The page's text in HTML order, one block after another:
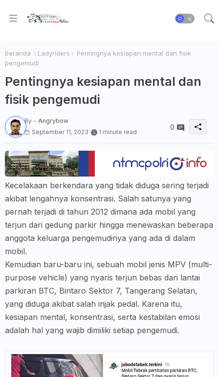
Beranda Ladyriders
Pentingnya kesiapan mental dan fisik
pengemudi
Pentingnya kesiapan mental dan
fisik pengemudi
By - Angrybow
September 11, 2023
1 minute read
0
Kecelakaan berkendara yang tidak diduga sering terjadi
akibat lengahnya konsentrasi. Salah satunya yang
pernah terjadi di tahun 2012 dimana ada mobil yang
terjun dari gedung parkir hingga menewaskan beberapa
anggota keluarga pengemudinya yang ada di dalam
mobil.
Kemudian baru-baru ini, sebuah mobil jenis MPV (multi-
purpose vehicle) yang nyaris terjun bebas dari lantai
parkiran BTC, Bintaro Sektor 7, Tangerang Selatan,
yang diduga akibat salah injak pedal. Karena itu,
kesiapan mental, konsentrasi, serta kestabilan emosi
adalah hal yang wajib dimiliki setiap pengemudi.